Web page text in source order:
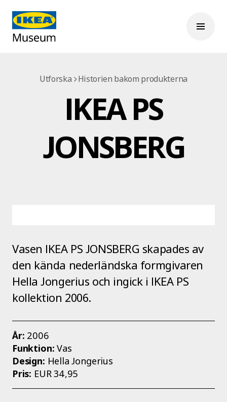
Utforska Historien bakom produkterna
IKEA PS
JONSBERG
Vasen IKEA PS JONSBERG skapades av
den kända nederländska formgivaren
Hella Jongerius och ingick i IKEA PS
kollektion 2006.
År: 2006
Funktion: Vas
Design: Hella Jongerius
Pris: EUR 34,95